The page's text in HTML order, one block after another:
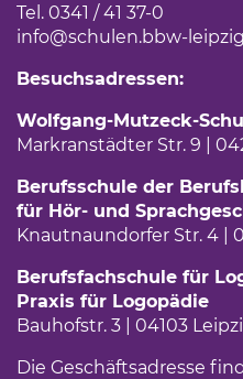
Tel. 0341 / 41 37-0
info@schulen.bbw-
Besuchsadressen:
Wolfgang-Mutzeck-
Markranstädter Str. 9 |
Berufsschule der
für Hör- und
Knautnaundorfer Str. 4 |
Berufsfachschule für
Praxis für Logopädie
Bauhofstr. 3 | 04103
Die Geschäftsadresse